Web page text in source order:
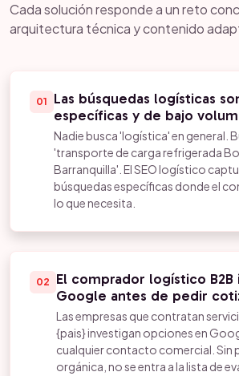
Cada solución responde a un reto
arquitectura técnica y contenido
01
Las búsquedas logísticas
específicas y de bajo
Nadie busca 'logística' en general.
'transporte de carga refrigerada
Barranquilla'. El SEO logístico
búsquedas específicas donde el
lo que necesita.
02
El comprador logístico B2B
Google antes de pedir
Las empresas que contratan
{pais} investigan opciones en
cualquier contacto comercial. Sin
orgánica, no se entra a la lista de